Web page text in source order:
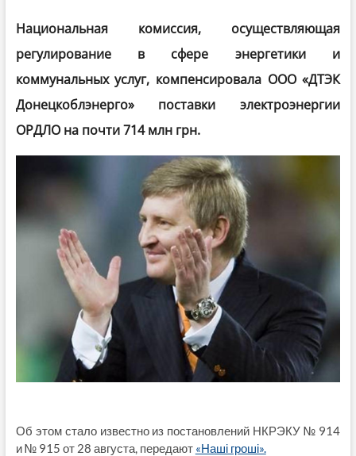
Национальная комиссия, осуществляющая
регулирование в сфере энергетики и
коммунальных услуг, компенсировала ООО «ДТЭК
Донецкоблэнерго» поставки электроэнергии
ОРДЛО на почти 714 млн грн.
Об этом стало известно из постановлений НКРЭКУ № 914
и № 915 от 28 августа, передают «Наші гроші».